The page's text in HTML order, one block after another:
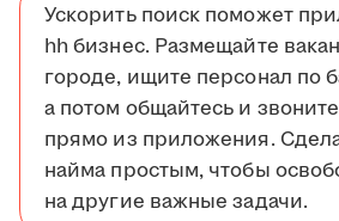
Ускорить поиск поможет
hh бизнес. Размещайте
городе, ищите персонал по
а потом общайтесь и
прямо из приложения.
найма простым, чтобы
на другие важные задачи.